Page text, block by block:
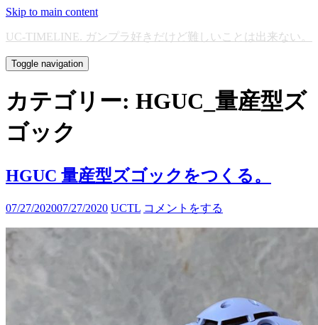
Skip to main content
UC-TIMELINE. ガンプラ好きだけど難しいことは出来ない。
Toggle navigation
カテゴリー: HGUC_量産型ズ
ゴック
HGUC 量産型ズゴックをつくる。
07/27/202007/27/2020 UCTL コメントをする